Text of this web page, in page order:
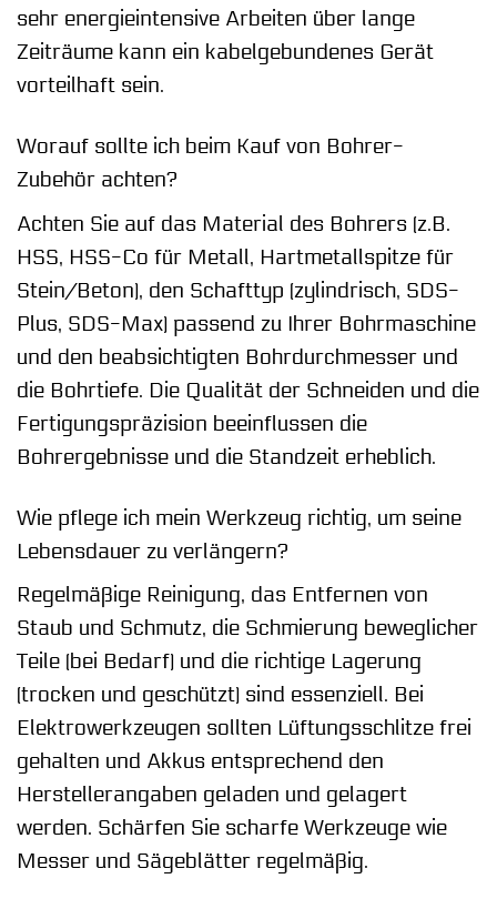
sehr energieintensive Arbeiten über lange
Zeiträume kann ein kabelgebundenes Gerät
vorteilhaft sein.
Worauf sollte ich beim Kauf von Bohrer-
Zubehör achten?
Achten Sie auf das Material des Bohrers (z.B.
HSS, HSS-Co für Metall, Hartmetallspitze für
Stein/Beton), den Schafttyp (zylindrisch, SDS-
Plus, SDS-Max) passend zu Ihrer Bohrmaschine
und den beabsichtigten Bohrdurchmesser und
die Bohrtiefe. Die Qualität der Schneiden und die
Fertigungspräzision beeinflussen die
Bohrergebnisse und die Standzeit erheblich.
Wie pflege ich mein Werkzeug richtig, um seine
Lebensdauer zu verlängern?
Regelmäßige Reinigung, das Entfernen von
Staub und Schmutz, die Schmierung beweglicher
Teile (bei Bedarf) und die richtige Lagerung
(trocken und geschützt) sind essenziell. Bei
Elektrowerkzeugen sollten Lüftungsschlitze frei
gehalten und Akkus entsprechend den
Herstellerangaben geladen und gelagert
werden. Schärfen Sie scharfe Werkzeuge wie
Messer und Sägeblätter regelmäßig.